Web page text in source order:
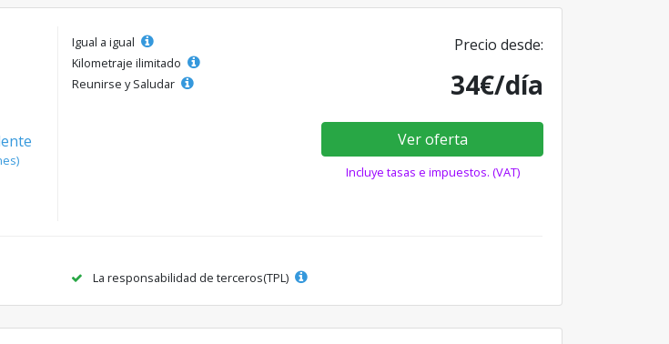
Igual a igual
Kilometraje ilimitado
Reunirse y Saludar
Precio desde:
34€/día
Ver oferta
Incluye tasas e impuestos. (VAT)
La responsabilidad de terceros(TPL)